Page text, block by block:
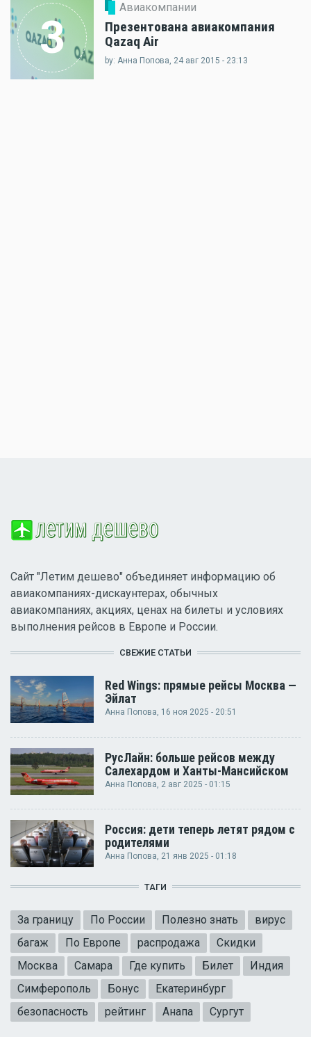
3
Авиакомпании
Презентована авиакомпания
Qazaq Air
by: Анна Попова, 24 авг 2015 - 23:13
Сайт "Летим дешево" объединяет информацию об
авиакомпаниях-дискаунтерах, обычных
авиакомпаниях, акциях, ценах на билеты и условиях
выполнения рейсов в Европе и России.
СВЕЖИЕ СТАТЬИ
Red Wings: прямые рейсы Москва —
Эйлат
Анна Попова, 16 ноя 2025 - 20:51
РусЛайн: больше рейсов между
Салехардом и Ханты-Мансийском
Анна Попова , 2 авг 2025 - 01:15
Россия: дети теперь летят рядом с
родителями
Анна Попова, 21 янв 2025 - 01:18
ТАГИ
За границу По России Полезно знать
вирус
багаж
По Европе распродажа
Скидки
Москва
Самара Где купить Билет
Индия
Симферополь
Бонус
Екатеринбург
безопасность
рейтинг Анапа Сургут